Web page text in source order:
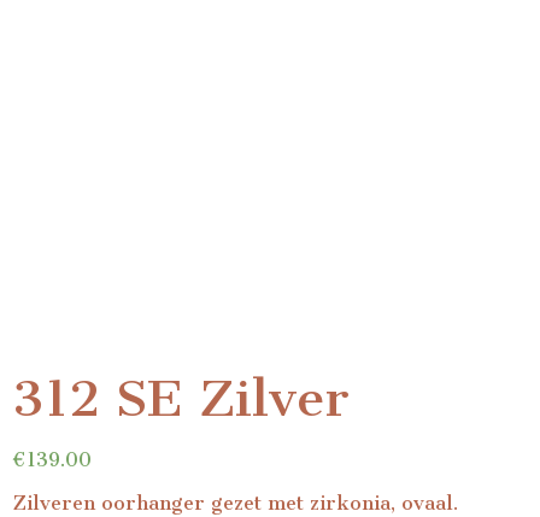
312 SE Zilver
€139.00
Zilveren oorhanger gezet met zirkonia, ovaal.